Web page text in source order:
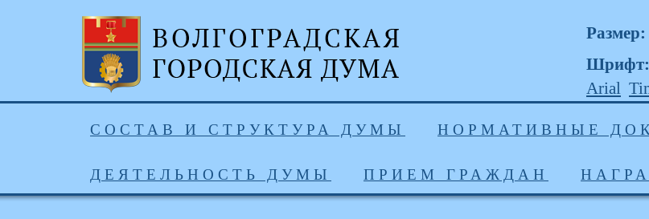
Размер:
Шрифт:
Arial
СОСТАВ И СТРУКТУРА ДУМЫ НОРМАТИВНЫЕ
ДЕЯТЕЛЬНОСТЬ ДУМЫ ПРИЕМ ГРАЖДАН